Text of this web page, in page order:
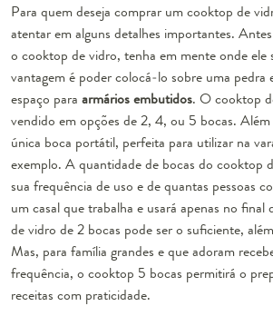
Para quem deseja comprar um cooktop de
atentar em alguns detalhes importantes.
o cooktop de vidro, tenha em mente onde ele
vantagem é poder colocá-lo sobre uma pedra
espaço para armários embutidos. O cooktop
vendido em opções de 2, 4, ou 5 bocas.
única boca portátil, perfeita para utilizar na
exemplo. A quantidade de bocas do cooktop
sua frequência de uso e de quantas pessoas
um casal que trabalha e usará apenas no final
de vidro de 2 bocas pode ser o suficiente,
Mas, para família grandes e que adoram
frequência, o cooktop 5 bocas permitirá o
receitas com praticidade.